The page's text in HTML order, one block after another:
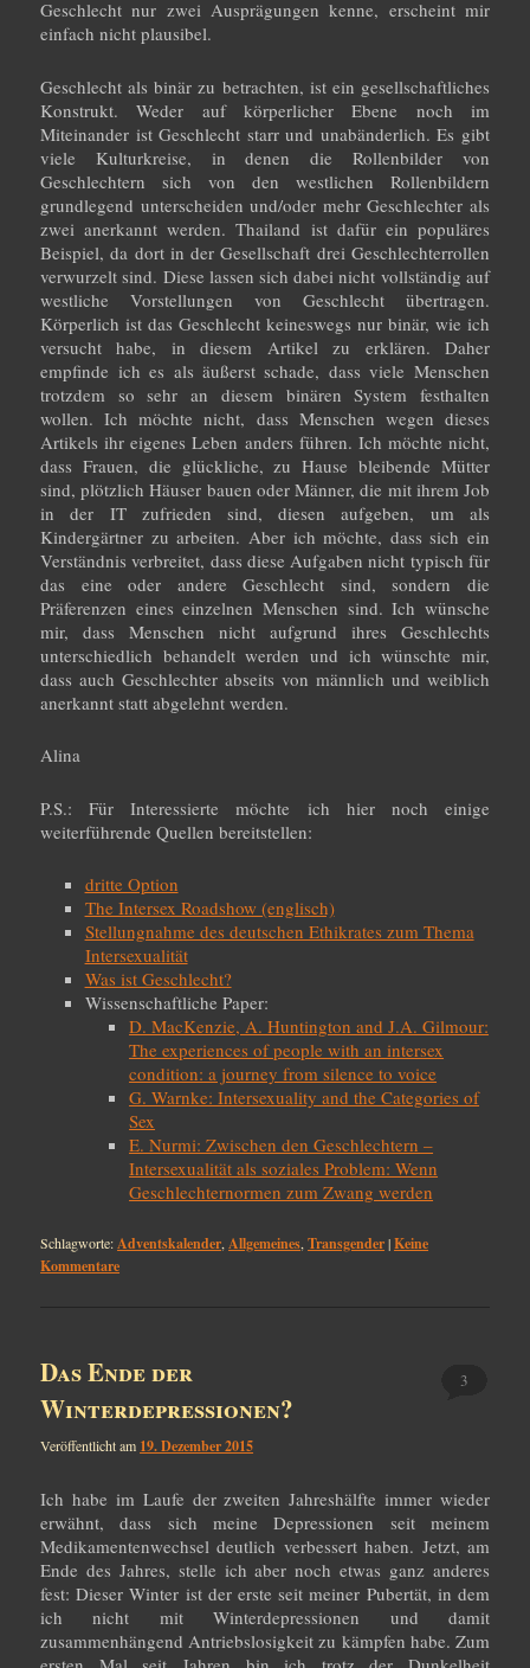
Geschlecht nur zwei Ausprägungen kenne, erscheint mir
einfach nicht plausibel.
Geschlecht als binär zu betrachten, ist ein gesellschaftliches
Konstrukt. Weder auf körperlicher Ebene noch im
Miteinander ist Geschlecht starr und unabänderlich. Es gibt
viele Kulturkreise, in denen die Rollenbilder von
Geschlechtern sich von den westlichen Rollenbildern
grundlegend unterscheiden und/oder mehr Geschlechter als
zwei anerkannt werden. Thailand ist dafür ein populäres
Beispiel, da dort in der Gesellschaft drei Geschlechterrollen
verwurzelt sind. Diese lassen sich dabei nicht vollständig auf
westliche Vorstellungen von Geschlecht übertragen.
Körperlich ist das Geschlecht keineswegs nur binär, wie ich
versucht habe, in diesem Artikel zu erklären. Daher
empfinde ich es als äußerst schade, dass viele Menschen
trotzdem so sehr an diesem binären System festhalten
wollen. Ich möchte nicht, dass Menschen wegen dieses
Artikels ihr eigenes Leben anders führen. Ich möchte nicht,
dass Frauen, die glückliche, zu Hause bleibende Mütter
sind, plötzlich Häuser bauen oder Männer, die mit ihrem Job
in der IT zufrieden sind, diesen aufgeben, um als
Kindergärtner zu arbeiten. Aber ich möchte, dass sich ein
Verständnis verbreitet, dass diese Aufgaben nicht typisch für
das eine oder andere Geschlecht sind, sondern die
Präferenzen eines einzelnen Menschen sind. Ich wünsche
mir, dass Menschen nicht aufgrund ihres Geschlechts
unterschiedlich behandelt werden und ich wünschte mir,
dass auch Geschlechter abseits von männlich und weiblich
anerkannt statt abgelehnt werden.
Alina
P.S.: Für Interessierte möchte ich hier noch einige
weiterführende Quellen bereitstellen:
dritte Option
The Intersex Roadshow (englisch)
Stellungnahme des deutschen Ethikrates zum Thema
Intersexualität
Was ist Geschlecht?
Wissenschaftliche Paper:
D. MacKenzie, A. Huntington and J.A. Gilmour:
The experiences of people with an intersex
condition: a journey from silence to voice
G. Warnke: Intersexuality and the Categories of
Sex
E. Nurmi: Zwischen den Geschlechtern –
Intersexualität als soziales Problem: Wenn
Geschlechternormen zum Zwang werden
Schlagworte:Adventskalender,Allgemeines,Transgender|Keine
Kommentare
Das Ende der
Winterdepressionen?
Veröffentlicht am 19. Dezember 2015
3
Ich habe im Laufe der zweiten Jahreshälfte immer wieder
erwähnt, dass sich meine Depressionen seit meinem
Medikamentenwechsel deutlich verbessert haben. Jetzt, am
Ende des Jahres, stelle ich aber noch etwas ganz anderes
fest: Dieser Winter ist der erste seit meiner Pubertät, in dem
ich nicht mit Winterdepressionen und damit
zusammenhängend Antriebslosigkeit zu kämpfen habe. Zum